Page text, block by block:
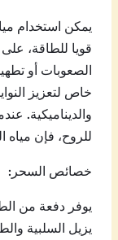
يمكن استخدام
قويا للطاقة،
الصعوبات أو
خاص لتعزيز
والديناميكية.
للروح، فإن مياه
خصائص السحر:
يوفر دفعة من
يزيل السلبية